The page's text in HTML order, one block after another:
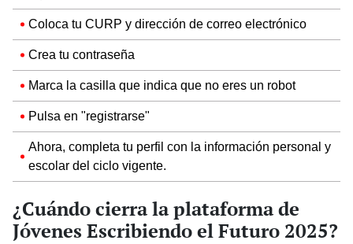
Coloca tu CURP y dirección de correo electrónico
Crea tu contraseña
Marca la casilla que indica que no eres un robot
Pulsa en "registrarse"
Ahora, completa tu perfil con la información personal y
escolar del ciclo vigente.
¿Cuándo cierra la plataforma de
Jóvenes Escribiendo el Futuro 2025?